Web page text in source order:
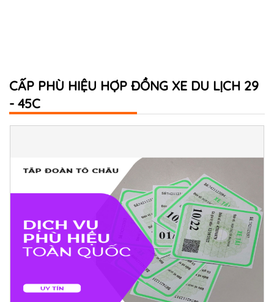
CẤP PHÙ HIỆU HỢP ĐỒNG XE DU LỊCH 29
- 45C